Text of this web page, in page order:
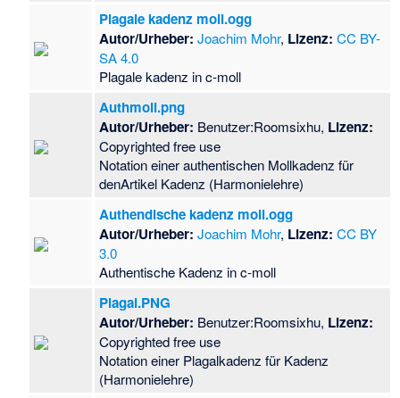
Plagale kadenz moll.ogg
Autor/Urheber: Joachim Mohr, Lizenz: CC BY-
SA 4.0
Plagale kadenz in c-moll
Authmoll.png
Autor/Urheber: Benutzer:Roomsixhu, Lizenz:
Copyrighted free use
Notation einer authentischen Mollkadenz für
denArtikel Kadenz (Harmonielehre)
Authendische kadenz moll.ogg
Autor/Urheber: Joachim Mohr, Lizenz: CC BY
3.0
Authentische Kadenz in c-moll
Plagal.PNG
Autor/Urheber: Benutzer:Roomsixhu, Lizenz:
Copyrighted free use
Notation einer Plagalkadenz für Kadenz
(Harmonielehre)